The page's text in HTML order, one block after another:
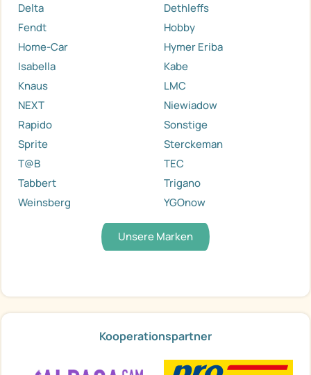
Delta
Dethleffs
Fendt
Hobby
Home-Car
Hymer Eriba
Isabella
Kabe
Knaus
LMC
NEXT
Niewiadow
Rapido
Sonstige
Sprite
Sterckeman
T@B
TEC
Tabbert
Trigano
Weinsberg
YGOnow
Unsere Marken
Kooperationspartner